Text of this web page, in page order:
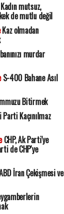
mutsuz,
de mutlu değil
Kaz olmadan
murdar
S-400 Bahane Asıl
Bitirmek
Kaçınılmaz
CHP, Ak Parti'ye
de CHP'ye
İran Çekişmesi ve